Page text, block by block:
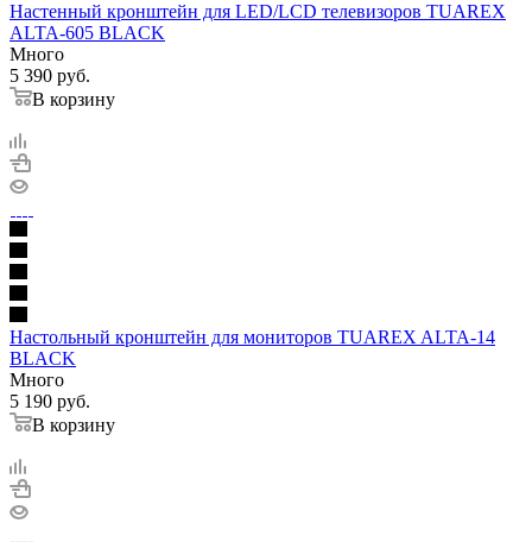
Настенный кронштейн для LED/LCD телевизоров TUAREX
ALTA-605 BLACK
Много
5 390 руб.
В корзину
Настольный кронштейн для мониторов TUAREX ALTA-14
BLACK
Много
5 190 руб.
В корзину